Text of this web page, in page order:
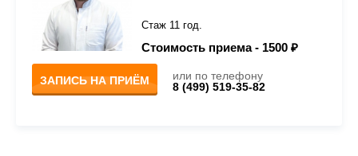
Стаж 11 год.
Стоимость приема - 1500 ₽
ЗАПИСЬ НА ПРИЁМ
или по телефону
8 (499) 519-35-82